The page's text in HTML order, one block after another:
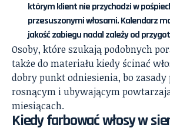
którym klient nie przychodzi w
przesuszonymi włosami. Kalendarz
jakość zabiegu nadal zależy od
Osoby, które szukają podobnych
także do materiałukiedy ścinać
dobry punkt odniesienia, bo zasady
rosnącym i ubywającym
miesiącach.
Kiedy farbować włosy w